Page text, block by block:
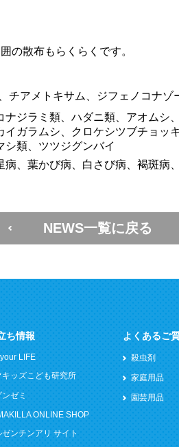
の散布もらくらくです。
チアメトキサム、ジフェノコナゾ
ナジラミ類、ハダニ類、アオムシ
イガラムシ、クロケシツブチョッ
シ類、ツツジグンバイ
病、葉かび病、白さび病、褐斑病
NEWS一覧に戻る
ち情報
LIFE
キッズこども研究所
ゼミ
ONLINE SHOP
ゼンチンアリ サイト
よくあるご
殺虫剤
家庭用品
園芸用品